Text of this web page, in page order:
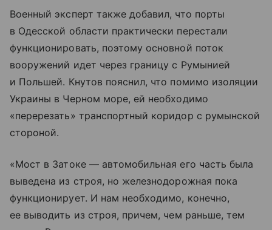
Военный эксперт также добавил, что порты
в Одесской области практически перестали
функционировать, поэтому основной поток
вооружений идет через границу с Румынией
и Польшей. Кнутов пояснил, что помимо изоляции
Украины в Черном море, ей необходимо
«перерезать» транспортный коридор с румынской
стороной.
«Мост в Затоке — автомобильная его часть была
выведена из строя, но железнодорожная пока
функционирует. И нам необходимо, конечно,
ее выводить из строя, причем, чем раньше, тем